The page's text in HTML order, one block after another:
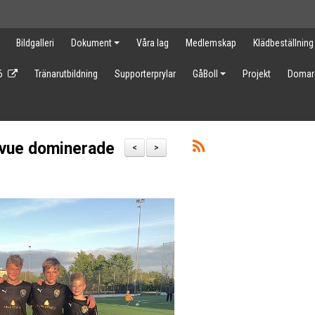
Bildgalleri Dokument Våra lag Medlemskap Klädbeställning
Tränarutbildning Supporterprylar GåBoll Projekt
>
<
dominerade